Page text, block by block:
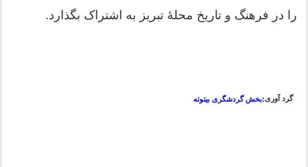
را در فرهنگ و تاریخ محلهٔ تبریز به اشتراک بگذارد.
گرد آوری:بخش گردشگری بیتوته